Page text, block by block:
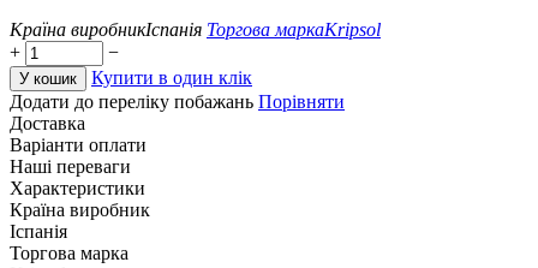
Країна виробникІспанія Торгова маркаKripsol
+
−
У кошик
Купити в один клік
Додати до переліку побажань Порівняти
Доставка
Варіанти оплати
Наші переваги
Характеристики
Країна виробник
Іспанія
Торгова марка